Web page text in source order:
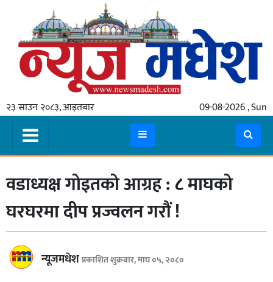
२३ साउन २०८३, आइतबार 09-08-2026 , Sun
गृहपृष्ठ
स्थानीय
प्रदेश
मधेश
प्रदेश
लुम्बिनी
गण्डकी
बागमती
वडाध्यक्ष गोइतको आग्रह : ८ माघको
घरघरमा दीप प्रज्वलन गरौं !
न्यूजमधेशप्रकाशित शुक्रबार, माघ ०५, २०८०